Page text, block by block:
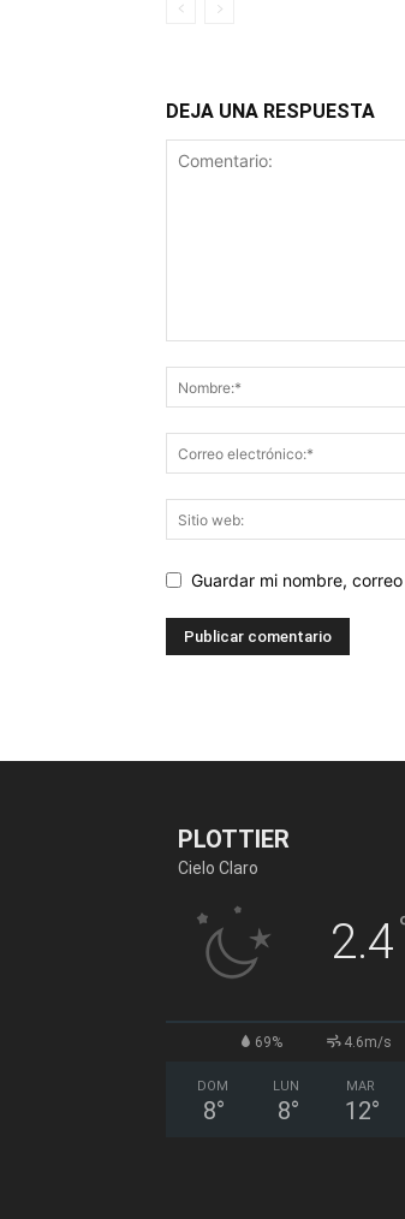
DEJA UNA RESPUESTA
Guardar mi nombre,
PLOTTIER
Cielo Claro
2.4
69% 4.6m/s
DOM
8°
LUN
8°
MAR
12°